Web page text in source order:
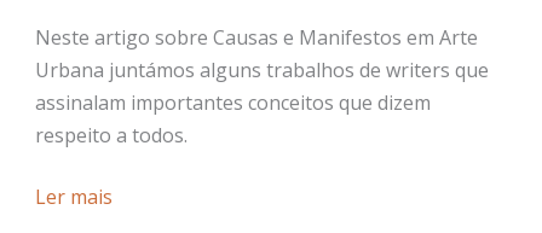
Neste artigo sobre Causas e Manifestos em Arte
Urbana juntámos alguns trabalhos de writers que
assinalam importantes conceitos que dizem
respeito a todos.
Causas
Ler mais